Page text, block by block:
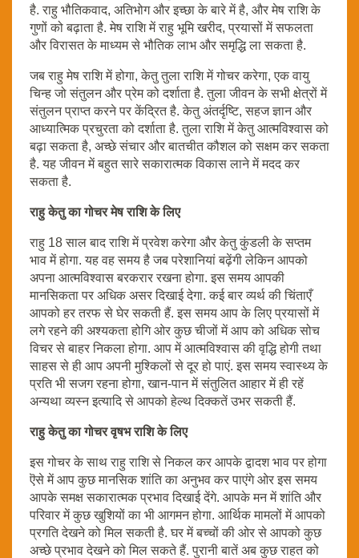
है. राहु भौतिकवाद, अतिभोग और इच्छा के बारे में है, और मेष राशि के
गुणों को बढ़ाता है. मेष राशि में राहु भूमि खरीद, प्रयासों में सफलता
और विरासत के माध्यम से भौतिक लाभ और समृद्धि ला सकता है.
जब राहु मेष राशि में होगा, केतु तुला राशि में गोचर करेगा, एक वायु
चिन्ह जो संतुलन और प्रेम को दर्शाता है. तुला जीवन के सभी क्षेत्रों में
संतुलन प्राप्त करने पर केंद्रित है. केतु अंतर्दृष्टि, सहज ज्ञान और
आध्यात्मिक प्रचुरता को दर्शाता है. तुला राशि में केतु आत्मविश्वास को
बढ़ा सकता है, अच्छे संचार और बातचीत कौशल को सक्षम कर सकता
है. यह जीवन में बहुत सारे सकारात्मक विकास लाने में मदद कर
सकता है.
राहु केतु का गोचर मेष राशि के लिए
राहु 18 साल बाद राशि में प्रवेश करेगा और केतु कुंडली के सप्तम
भाव में होगा. यह वह समय है जब परेशानियां बढ़ेंगी लेकिन आपको
अपना आत्मविश्वास बरकरार रखना होगा. इस समय आपकी
मानसिकता पर अधिक असर दिखाई देगा. कई बार व्यर्थ की चिंताएँ
आपको हर तरफ से घेर सकती हैं. इस समय आप के लिए प्रयासों में
लगे रहने की अश्यकता होगि ओर कुछ चीजों में आप को अधिक सोच
विचर से बाहर निकला होगा. आप में आत्मविश्वास की वृद्धि होगी तथा
साहस से ही आप अपनी मुश्किलों से दूर हो पाएं. इस समय स्वास्थ्य के
प्रति भी सजग रहना होगा, खान-पान में संतुलित आहार में ही रहें
अन्यथा व्यस्न इत्यादि से आपको हेल्थ दिक्कतें उभर सकती हैं.
राहु केतु का गोचर वृषभ राशि के लिए
इस गोचर के साथ राहु राशि से निकल कर आपके द्वादश भाव पर होगा
ऎसे में आप कुछ मानसिक शांति का अनुभव कर पाएंगे ओर इस समय
आपके समक्ष सकारात्मक प्रभाव दिखाई देंगे. आपके मन में शांति और
परिवार में कुछ खुशियों का भी आगमन होगा. आर्थिक मामलों में आपको
प्रगति देखने को मिल सकती है. घर में बच्चों की ओर से आपको कुछ
अच्छे प्रभाव देखने को मिल सकते हैं. पुरानी बातें अब कुछ राहत को